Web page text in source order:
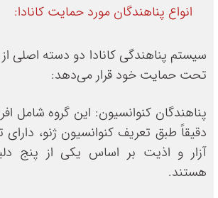
انواع پناهندگان مورد حمایت کانادا:
سیستم پناهندگی کانادا دو دسته اصلی از
تحت حمایت خود قرار می‌دهد:
پناهندگان کنوانسیون: این گروه شامل
دقیقاً طبق تعریف کنوانسیون ژنو،
آزار و اذیت بر اساس یکی از پنج
هستند.